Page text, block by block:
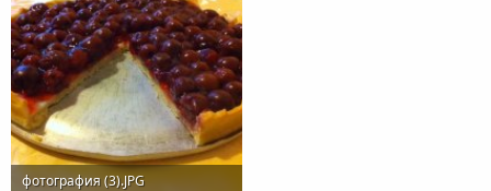
фотография (3).JPG